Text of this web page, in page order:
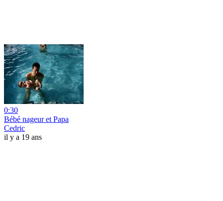
0:30
Bébé nageur et Papa
Cedric
il y a 19 ans